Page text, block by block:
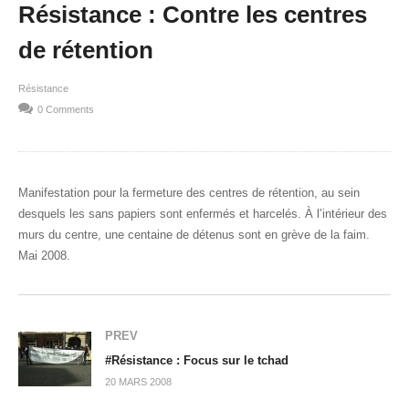
Résistance : Contre les centres
de rétention
Résistance
0 Comments
Manifestation pour la fermeture des centres de rétention, au sein
desquels les sans papiers sont enfermés et harcelés. À l’intérieur des
murs du centre, une centaine de détenus sont en grève de la faim.
Mai 2008.
PREV
#Résistance : Focus sur le tchad
20 MARS 2008